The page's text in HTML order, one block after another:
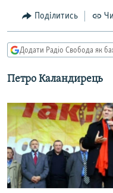
основної
Перейти
пошуку
ПОЛІТИКА
СУСПІЛЬСТВО
КУЛЬТУРА
СПОРТ
УКРАЇНА
СВІТ
ВІЙНА
ДОНБАС.РЕАЛІЇ
КРИМ.РЕАЛІЇ
ТИ ЯК?
СХЕМИ
КИТАЙ.ВИКЛИКИ
МУЛЬТИМЕДІА
ФОТО
Поділитись
Додати Радіо Свобода як
Петро Каландирець